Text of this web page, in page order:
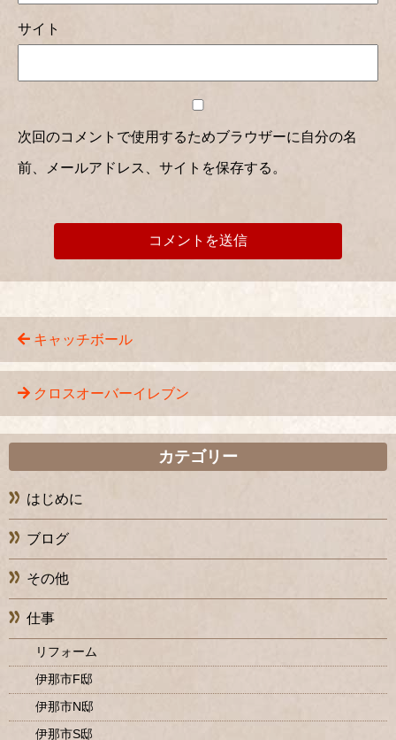
サイト
次回のコメントで使用するためブラウザーに自分の名
前、メールアドレス、サイトを保存する。
キャッチボール
クロスオーバーイレブン
カテゴリー
はじめに
ブログ
その他
仕事
リフォーム
伊那市F邸
伊那市N邸
伊那市S邸